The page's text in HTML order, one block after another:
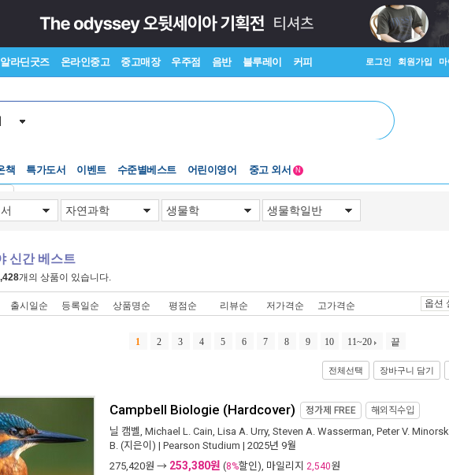
알라딘굿즈 온라인중고 중고매장 우주점 음반 블루레이 커피 로그인 회원가입
책 특가도서 이벤트
수준별베스트
수준별베스트
어린이영어
중고 외서
중고 외서
N
신간 베스트
개의 상품이 있습니다.
출시일순 등록일순 상품명순 평점순 리뷰순 저가격순 고가격순 옵션
1 2 3 4 5 6 7 8 9 10 11~20 끝
전체선택 장바구니 담기
Campbell Biologie (Hardcover) 정가제 FREE 해외직수입
닐 캠벨, Michael L. Cain, Lisa A. Urry, Steven A. Wasserman, Peter V.
B. (지은이) | Pearson Studium | 2025년 9월
275,420원 → 253,380원 (8%할인), 마일리지 2,540원